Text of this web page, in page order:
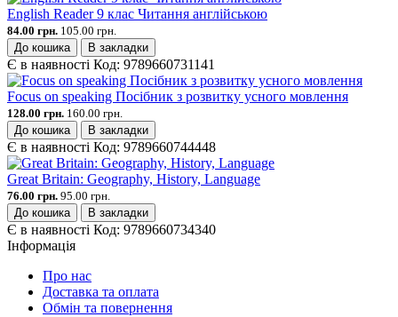
English Reader 9 клас Читання англійською
84.00 грн. 105.00 грн.
До кошика
В закладки
Є в наявності Код: 9789660731141
Focus on speaking Посібник з розвитку усного мовлення
128.00 грн. 160.00 грн.
До кошика
В закладки
Є в наявності Код: 9789660744448
Great Britain: Geography, History, Language
76.00 грн. 95.00 грн.
До кошика
В закладки
Є в наявності Код: 9789660734340
Інформація
Про нас
Доставка та оплата
Обмін та повернення